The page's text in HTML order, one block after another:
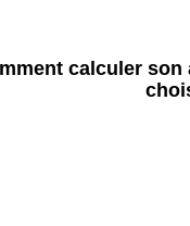
calculer son